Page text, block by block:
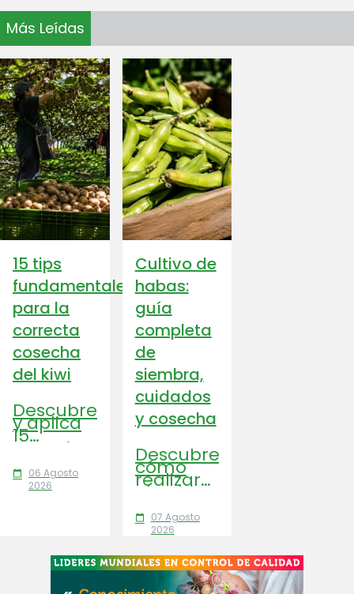
Más Leídas
15 tips
fundamentales
para la
correcta
cosecha
del kiwi
Descubre
y aplica
15
consejos
para
optimizar
la
calidad y
prolongar
la vida
calendar_today
06 Agosto
2026
Cultivo de
habas:
guía
completa
de
siembra,
cuidados
y cosecha
Descubre
cómo
realizar
el cultivo
paso a
paso:
variedades,
suelo,
riego,
plagas y
calendar_today
07 Agosto
2026